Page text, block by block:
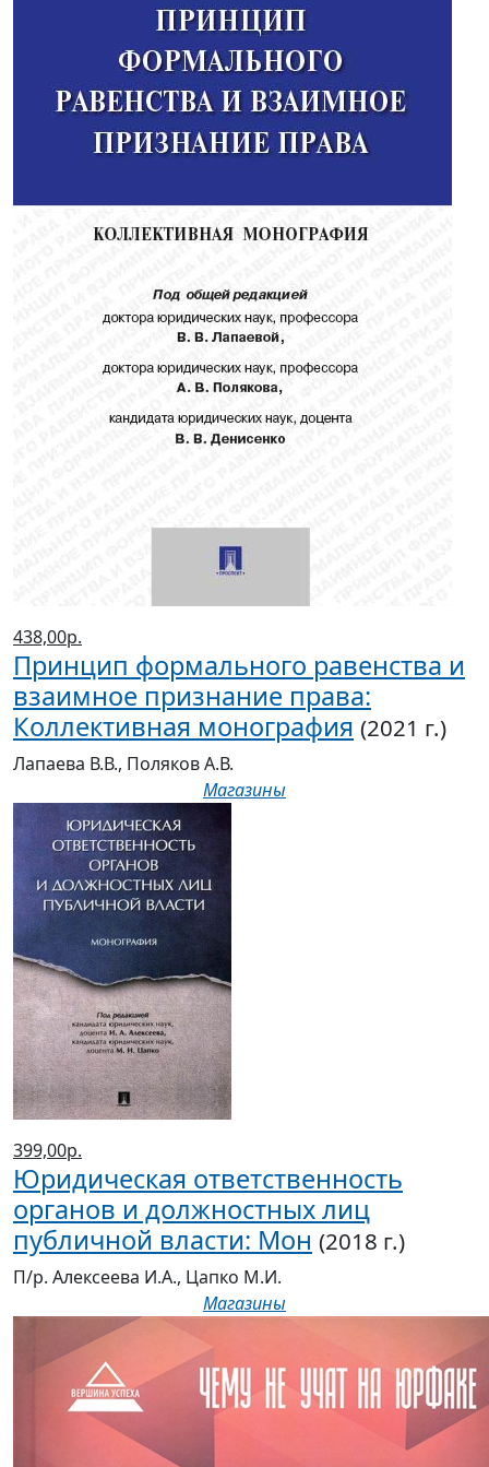
438,00р.
Принцип формального равенства и
взаимное признание права:
Коллективная монография (2021 г.)
Лапаева В.В., Поляков А.В.
Магазины
399,00р.
Юридическая ответственность
органов и должностных лиц
публичной власти: Мон (2018 г.)
П/р. Алексеева И.А., Цапко М.И.
Магазины